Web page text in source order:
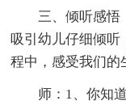
三、倾听感悟
吸引幼儿仔细倾听
程中，感受我们的
师：1、你知